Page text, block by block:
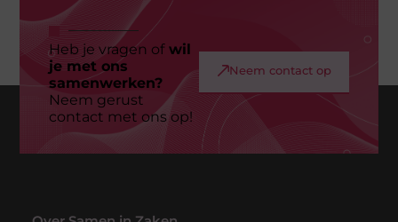
Heb je vragen ofwil
je met ons
samenwerken?
Neem gerust
contact met ons op!
Neem contact op